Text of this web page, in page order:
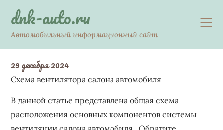
contentdnk-auto.ru
Автомобильный информационный сайт
29 декабря 2024
Схема вентилятора салона автомобиля
В данной статье представлена общая схема
расположения основных компонентов системы
вентиляции салона автомобиля․ Обратите